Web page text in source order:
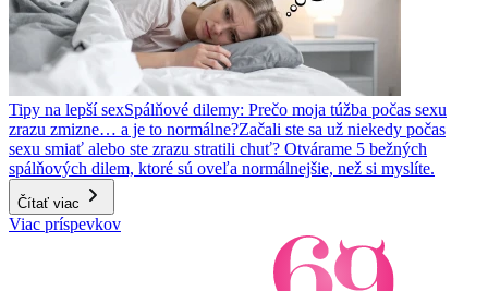
Tipy na lepší sexSpálňové dilemy: Prečo moja túžba počas sexu
zrazu zmizne… a je to normálne?Začali ste sa už niekedy počas
sexu smiať alebo ste zrazu stratili chuť? Otvárame 5 bežných
spálňových dilem, ktoré sú oveľa normálnejšie, než si myslíte.
Čítať viac
Viac príspevkov